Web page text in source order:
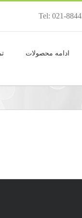
Tel: 021-
ادامه محصولات